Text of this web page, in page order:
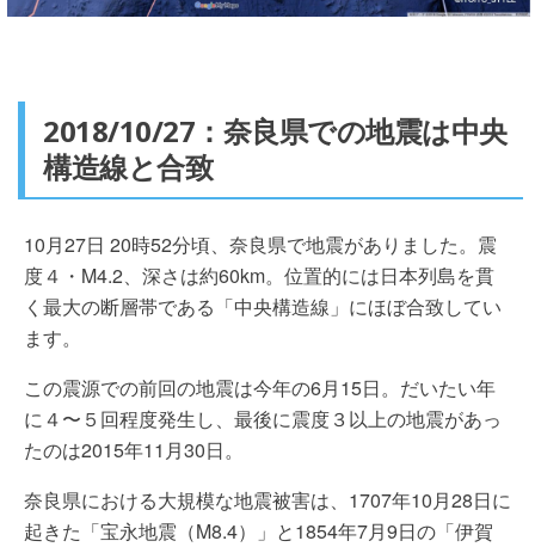
2018/10/27：奈良県での地震は中央
構造線と合致
10月27日 20時52分頃、奈良県で地震がありました。震
度４・M4.2、深さは約60km。位置的には日本列島を貫
く最大の断層帯である「中央構造線」にほぼ合致してい
ます。
この震源での前回の地震は今年の6月15日。だいたい年
に４〜５回程度発生し、最後に震度３以上の地震があっ
たのは2015年11月30日。
奈良県における大規模な地震被害は、1707年10月28日に
起きた「宝永地震（M8.4）」と1854年7月9日の「伊賀